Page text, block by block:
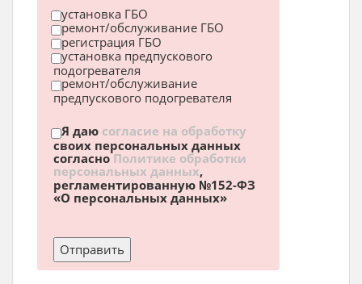
установка ГБО
ремонт/обслуживание ГБО
регистрация ГБО
установка предпускового
подогревателя
ремонт/обслуживание
предпускового подогревателя
Я даю согласие на обработку
своих персональных данных
согласноПолитике обработки
персональных данных,
регламентированную №152-ФЗ
«О персональных данных»